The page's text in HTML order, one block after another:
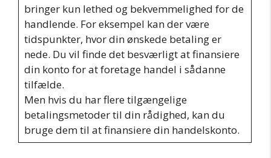
bringer kun lethed og bekvemmelighed for de
handlende. For eksempel kan der være
tidspunkter, hvor din ønskede betaling er
nede. Du vil finde det besværligt at finansiere
din konto for at foretage handel i sådanne
tilfælde.
Men hvis du har flere tilgængelige
betalingsmetoder til din rådighed, kan du
bruge dem til at finansiere din handelskonto.